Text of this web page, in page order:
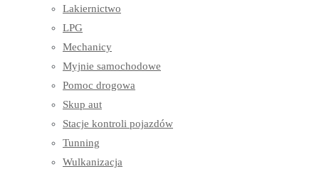
Lakiernictwo
LPG
Mechanicy
Myjnie samochodowe
Pomoc drogowa
Skup aut
Stacje kontroli pojazdów
Tunning
Wulkanizacja